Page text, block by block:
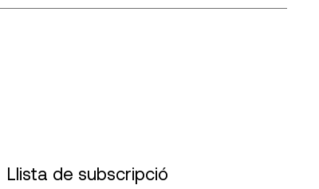
Llista de subscripció